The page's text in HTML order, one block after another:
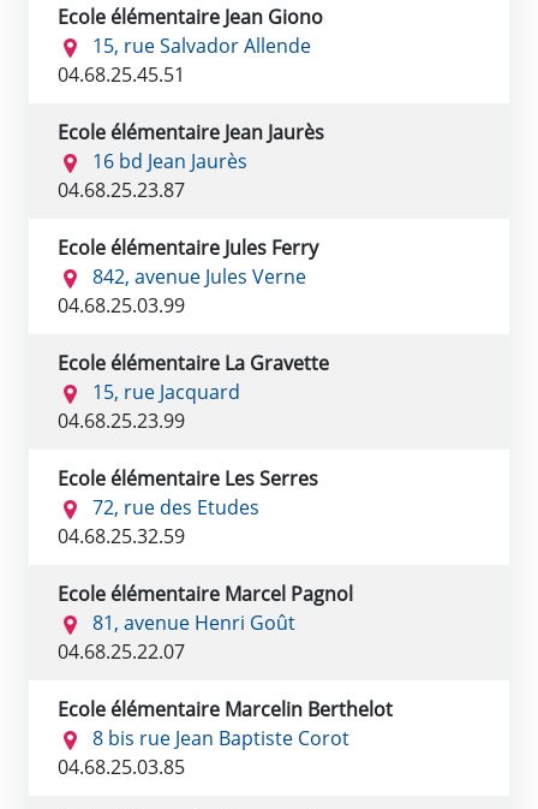
Ecole élémentaire Jean Giono
15, rue Salvador Allende
04.68.25.45.51
Ecole élémentaire Jean Jaurès
16 bd Jean Jaurès
04.68.25.23.87
Ecole élémentaire Jules Ferry
842, avenue Jules Verne
04.68.25.03.99
Ecole élémentaire La Gravette
15, rue Jacquard
04.68.25.23.99
Ecole élémentaire Les Serres
72, rue des Etudes
04.68.25.32.59
Ecole élémentaire Marcel Pagnol
81, avenue Henri Goût
04.68.25.22.07
Ecole élémentaire Marcelin Berthelot
8 bis rue Jean Baptiste Corot
04.68.25.03.85